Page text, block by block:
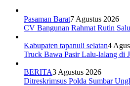
Pasaman Barat7 Agustus 2026
CV Bangunan Rahmat Rutin
Kabupaten tapanuli selatan4
Truck Bawa Pasir Lalu-lalang di
BERITA3 Agustus 2026
Ditreskrimsus Polda Sumbar